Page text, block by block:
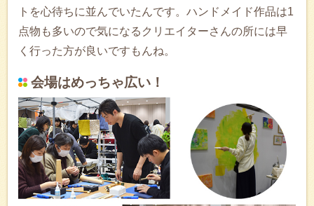
トを心待ちに並んでいたんです。ハンドメイド作品は1
点物も多いので気になるクリエイターさんの所には早
く行った方が良いですもんね。
会場はめっちゃ広い！